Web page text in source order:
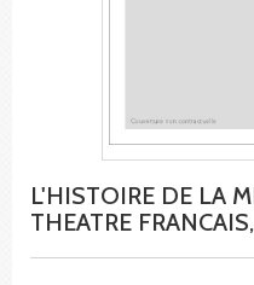
L'HISTOIRE DE LA
THEATRE